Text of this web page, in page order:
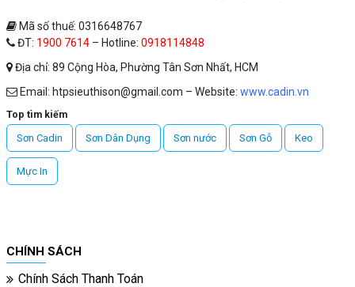
Mã số thuế: 0316648767
ĐT: 1900 7614 – Hotline: 0918114848
Địa chỉ: 89 Cộng Hòa, Phường Tân Sơn Nhất, HCM
Email: htpsieuthison@gmail.com – Website: www.cadin.vn
Top tìm kiếm
Sơn Cadin
Sơn Dân Dụng Sơn nước Sơn Gỗ Keo
Mực In
CHÍNH SÁCH
Chính Sách Thanh Toán